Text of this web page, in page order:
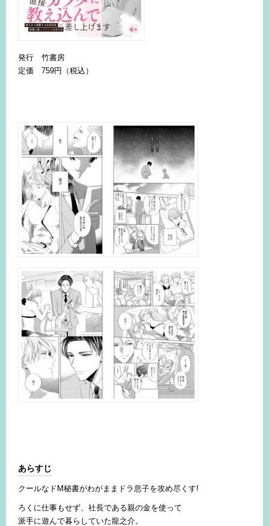
発行 竹書房
定価 759円（税込）
あらすじ
クールなドM秘書がわがままドラ息子を攻め尽くす!
ろくに仕事もせず、社長である親の金を使って
派手に遊んで暮らしていた龍之介。